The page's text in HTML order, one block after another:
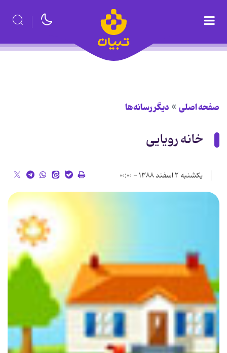
صفحه اصلی دیگر رسانه‌ها
خانه⁪ رویایی⁪
یکشنبه ۲ اسفند ۱۳۸۸ - ۰۰:۰۰